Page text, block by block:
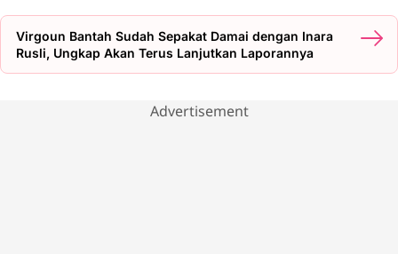
Virgoun Bantah Sudah Sepakat Damai dengan Inara
Rusli, Ungkap Akan Terus Lanjutkan Laporannya
Advertisement